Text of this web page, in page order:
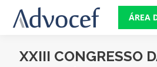
ÁREA
XXIII CONGRESSO